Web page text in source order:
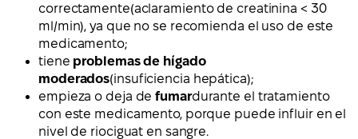
correctamente(aclaramiento de creatinina < 30
ml/min), ya que no se recomienda el uso de este
medicamento;
tiene problemas de hígado
moderados(insuficiencia hepática);
empieza o deja defumardurante el tratamiento
con este medicamento, porque puede influir en el
nivel de riociguat en sangre.